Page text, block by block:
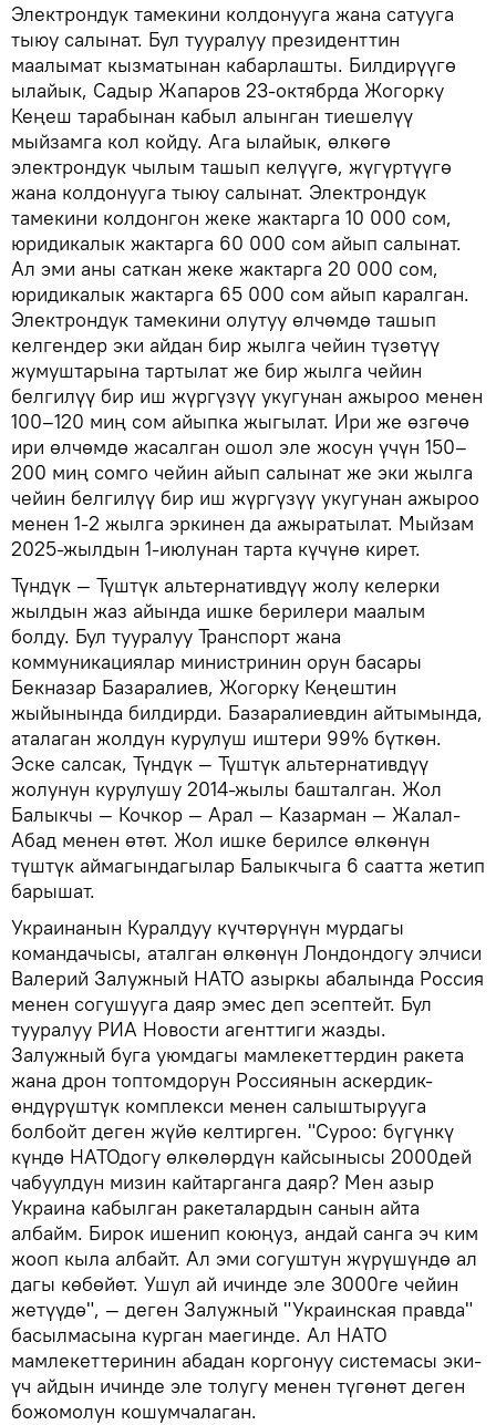
Электрондук тамекини колдонууга жана сатууга
тыюу салынат. Бул тууралуу президенттин
маалымат кызматынан кабарлашты. Билдирүүгө
ылайык, Садыр Жапаров 23-октябрда Жогорку
Кеңеш тарабынан кабыл алынган тиешелүү
мыйзамга кол койду. Ага ылайык, өлкөгө
электрондук чылым ташып келүүгө, жүгүртүүгө
жана колдонууга тыюу салынат. Электрондук
тамекини колдонгон жеке жактарга 10 000 сом,
юридикалык жактарга 60 000 сом айып салынат.
Ал эми аны саткан жеке жактарга 20 000 сом,
юридикалык жактарга 65 000 сом айып каралган.
Электрондук тамекини олутуу өлчөмдө ташып
келгендер эки айдан бир жылга чейин түзөтүү
жумуштарына тартылат же бир жылга чейин
белгилүү бир иш жүргүзүү укугунан ажыроо менен
100–120 миң сом айыпка жыгылат. Ири же өзгөчө
ири өлчөмдө жасалган ошол эле жосун үчүн 150–
200 миң сомго чейин айып салынат же эки жылга
чейин белгилүү бир иш жүргүзүү укугунан ажыроо
менен 1-2 жылга эркинен да ажыратылат. Мыйзам
2025-жылдын 1-июлунан тарта күчүнө кирет.
Түндүк — Түштүк альтернативдүү жолу келерки
жылдын жаз айында ишке берилери маалым
болду. Бул тууралуу Транспорт жана
коммуникациялар министринин орун басары
Бекназар Базаралиев, Жогорку Кеңештин
жыйынында билдирди. Базаралиевдин айтымында,
аталаган жолдун курулуш иштери 99% бүткөн.
Эске салсак, Түндүк — Түштүк альтернативдүү
жолунун курулушу 2014-жылы башталган. Жол
Балыкчы — Кочкор — Арал — Казарман — Жалал-
Абад менен өтөт. Жол ишке берилсе өлкөнүн
түштүк аймагындагылар Балыкчыга 6 саатта жетип
барышат.
Украинанын Куралдуу күчтөрүнүн мурдагы
командачысы, аталган өлкөнүн Лондондогу элчиси
Валерий Залужный НАТО азыркы абалында Россия
менен согушууга даяр эмес деп эсептейт. Бул
тууралуу РИА Новости агенттиги жазды.
Залужный буга уюмдагы мамлекеттердин ракета
жана дрон топтомдорун Россиянын аскердик-
өндүрүштүк комплекси менен салыштырууга
болбойт деген жүйө келтирген. "Суроо: бүгүнкү
күндө НАТОдогу өлкөлөрдүн кайсынысы 2000дей
чабуулдун мизин кайтарганга даяр? Мен азыр
Украина кабылган ракеталардын санын айта
албайм. Бирок ишенип коюңуз, андай санга эч ким
жооп кыла албайт. Ал эми согуштун жүрүшүндө ал
дагы көбөйөт. Ушул ай ичинде эле 3000ге чейин
жетүүдө", — деген Залужный "Украинская правда"
басылмасына курган маегинде. Ал НАТО
мамлекеттеринин абадан коргонуу системасы эки-
үч айдын ичинде эле толугу менен түгөнөт деген
божомолун кошумчалаган.